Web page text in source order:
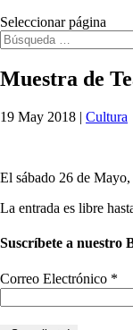
Seleccionar página
Muestra de
19 May 2018 | Cultura
El sábado 26 de
La entrada es libre
Suscríbete a nuestro
Correo Electrónico *